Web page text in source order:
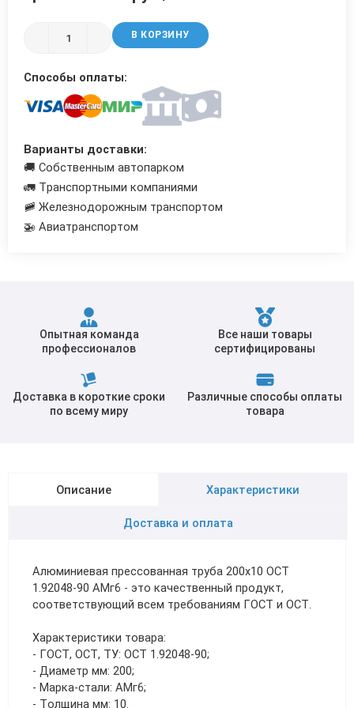
В КОРЗИНУ
Способы оплаты:
Варианты доставки:
🚚 Собственным автопарком
🚛 Транспортными компаниями
🚞 Железнодорожным транспортом
🚁 Авиатранспортом
Опытная команда
профессионалов
Все наши товары
сертифицированы
Доставка в короткие сроки
по всему миру
Различные способы оплаты
товара
Описание Характеристики
Доставка и оплата
Алюминиевая прессованная труба 200х10 ОСТ
1.92048-90 АМг6 - это качественный продукт,
соответствующий всем требованиям ГОСТ и ОСТ.
Характеристики товара:
- ГОСТ, ОСТ, ТУ: ОСТ 1.92048-90;
- Диаметр мм: 200;
- Марка-стали: АМг6;
- Толщина мм: 10.
Трубы в ВУС изоляции